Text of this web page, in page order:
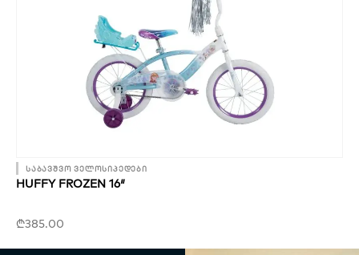
საბავშვო ველოსიპედები
HUFFY FROZEN 16″
₾385.00